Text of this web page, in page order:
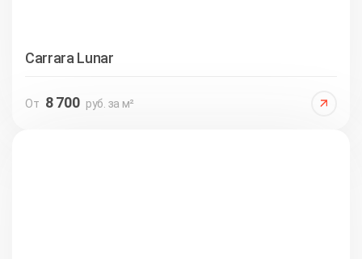
Carrara Lunar
От 8 700 руб. за м²